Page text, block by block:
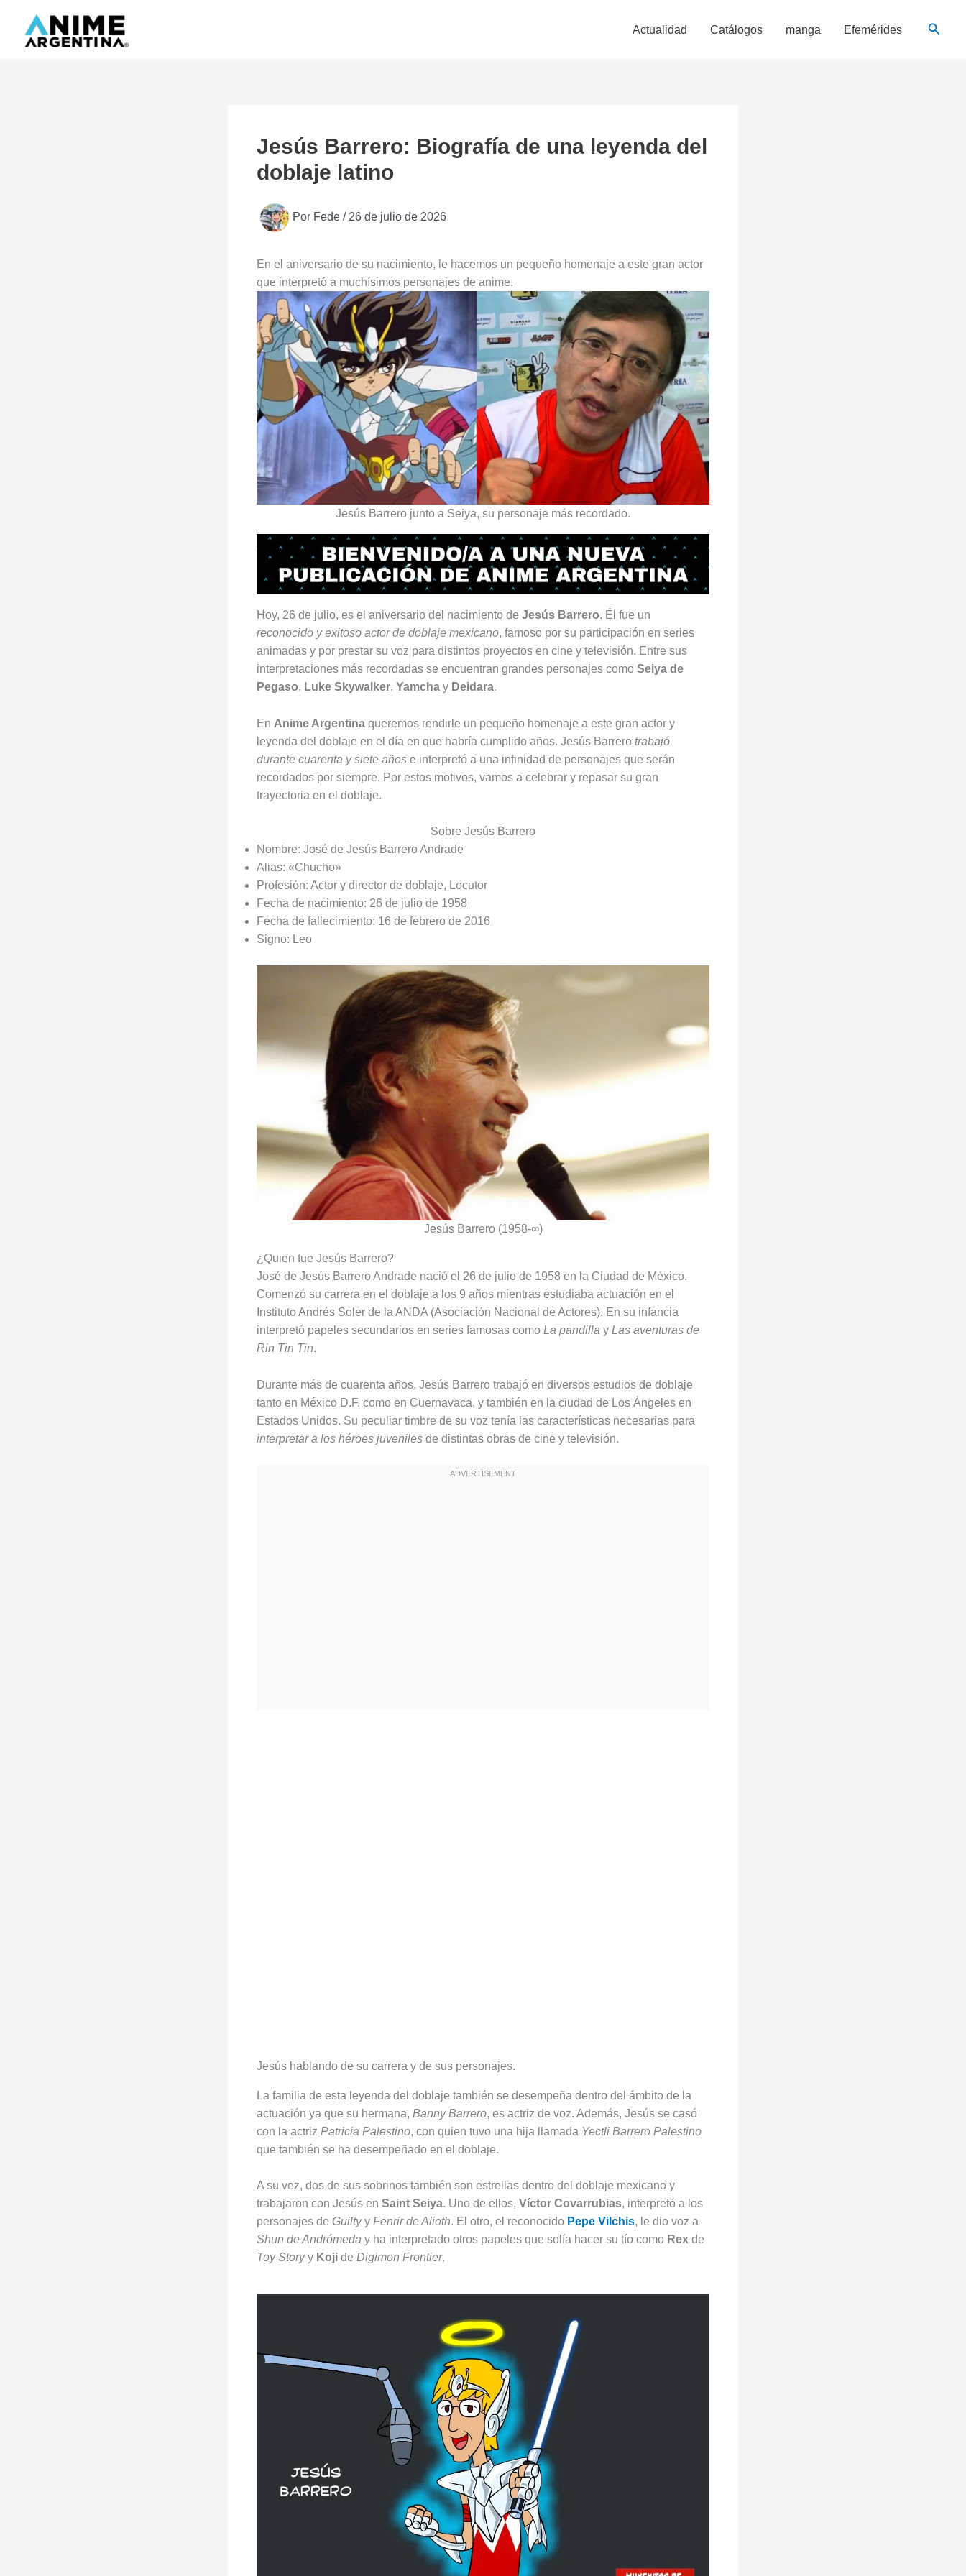
contenido
Actualidad Catálogos manga Efemérides
Jesús Barrero: Biografía de una leyenda del
doblaje latino
Por Fede / 26 de julio de 2026
En el aniversario de su nacimiento, le hacemos un pequeño homenaje a este gran actor
que interpretó a muchísimos personajes de anime.
Jesús Barrero junto a Seiya, su personaje más recordado.
Hoy, 26 de julio, es el aniversario del nacimiento de Jesús Barrero. Él fue un
reconocido y exitoso actor de doblaje mexicano, famoso por su participación en series
animadas y por prestar su voz para distintos proyectos en cine y televisión. Entre sus
interpretaciones más recordadas se encuentran grandes personajes como Seiya de
Pegaso, Luke Skywalker, Yamcha y Deidara.
En Anime Argentina queremos rendirle un pequeño homenaje a este gran actor y
leyenda del doblaje en el día en que habría cumplido años. Jesús Barrero trabajó
durante cuarenta y siete años e interpretó a una infinidad de personajes que serán
recordados por siempre. Por estos motivos, vamos a celebrar y repasar su gran
trayectoria en el doblaje.
Sobre Jesús Barrero
Nombre: José de Jesús Barrero Andrade
Alias: «Chucho»
Profesión: Actor y director de doblaje, Locutor
Fecha de nacimiento: 26 de julio de 1958
Fecha de fallecimiento: 16 de febrero de 2016
Signo: Leo
Jesús Barrero (1958-∞)
¿Quien fue Jesús Barrero?
José de Jesús Barrero Andrade nació el 26 de julio de 1958 en la Ciudad de México.
Comenzó su carrera en el doblaje a los 9 años mientras estudiaba actuación en el
Instituto Andrés Soler de la ANDA (Asociación Nacional de Actores). En su infancia
interpretó papeles secundarios en series famosas como La pandilla y Las aventuras de
Rin Tin Tin.
Durante más de cuarenta años, Jesús Barrero trabajó en diversos estudios de doblaje
tanto en México D.F. como en Cuernavaca, y también en la ciudad de Los Ángeles en
Estados Unidos. Su peculiar timbre de su voz tenía las características necesarias para
interpretar a los héroes juveniles de distintas obras de cine y televisión.
Jesús hablando de su carrera y de sus personajes.
La familia de esta leyenda del doblaje también se desempeña dentro del ámbito de la
actuación ya que su hermana, Banny Barrero, es actriz de voz. Además, Jesús se casó
con la actriz Patricia Palestino, con quien tuvo una hija llamada Yectli Barrero Palestino
que también se ha desempeñado en el doblaje.
A su vez, dos de sus sobrinos también son estrellas dentro del doblaje mexicano y
trabajaron con Jesús en Saint Seiya. Uno de ellos, Víctor Covarrubias, interpretó a los
personajes de Guiltyy Fenrir de Alioth. El otro, el reconocido Pepe Vilchis, le dio voz a
Shun de Andrómeda y ha interpretado otros papeles que solía hacer su tío como Rex de
Toy Storyy Koji de Digimon Frontier.